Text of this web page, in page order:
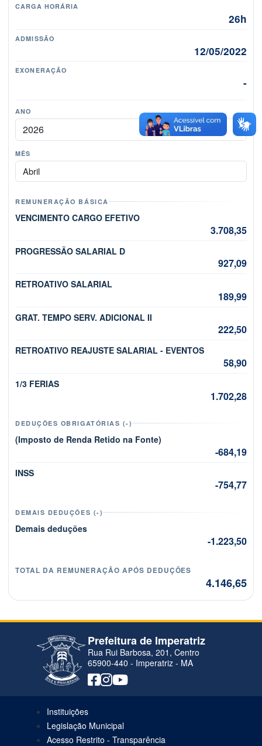
CARGA HORÁRIA
26h
ADMISSÃO
12/05/2022
EXONERAÇÃO
-
ANO
MÊS
Mês
REMUNERAÇÃO BÁSICA
VENCIMENTO CARGO EFETIVO
3.708,35
PROGRESSÃO SALARIAL D
927,09
RETROATIVO SALARIAL
189,99
GRAT. TEMPO SERV. ADICIONAL II
222,50
RETROATIVO REAJUSTE SALARIAL - EVENTOS
58,90
1/3 FERIAS
1.702,28
DEDUÇÕES OBRIGATÓRIAS (-)
(Imposto de Renda Retido na Fonte)
-684,19
INSS
-754,77
DEMAIS DEDUÇÕES (-)
Demais deduções
-1.223,50
TOTAL DA REMUNERAÇÃO APÓS DEDUÇÕES
4.146,65
Prefeitura de Imperatriz
Rua Rui Barbosa, 201, Centro
65900-440 - Imperatriz - MA
Instituições
Legislação Municipal
Acesso Restrito - Transparência